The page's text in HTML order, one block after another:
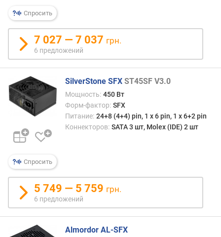
n
(
ш
т
)
м
о
щ
н
о
т
ь
1
(
В
т
Спросить
7 027 — 7 037 грн.
6 предложений
Спросить
SilverStone SFX ST45SF V3.0
Мощность: 450 Вт
Форм-фактор: SFX
Питание: 24+8 (4+4) pin, 1 x 6 pin, 1 х 6+2 pin
Коннекторов: SATA 3 шт, Molex (IDE) 2 шт
5 749 — 5 759 грн.
6 предложений
Almordor AL-SFX